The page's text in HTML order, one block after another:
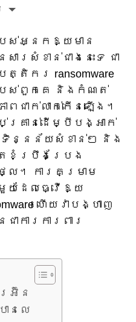
ស់អ្នកឱ្យមាន
សំខាន់ជាងនេះទេ ជា
តិករ ransomware
បស់ពួកគេ និងកំណត់
ពជាក់លាក់កើនឡើង។
រាន់ដើម្បីបង្អាក់
ទិន្នន័យសំខាន់ៗ និង
ខំប្រឹងប្រែង
លៃ។ ការគម្រាម
ដែលធ្វើឱ្យ
ហើយវាបង្ហាញ
ាការការពារ
រអ៊ិន
នលេ